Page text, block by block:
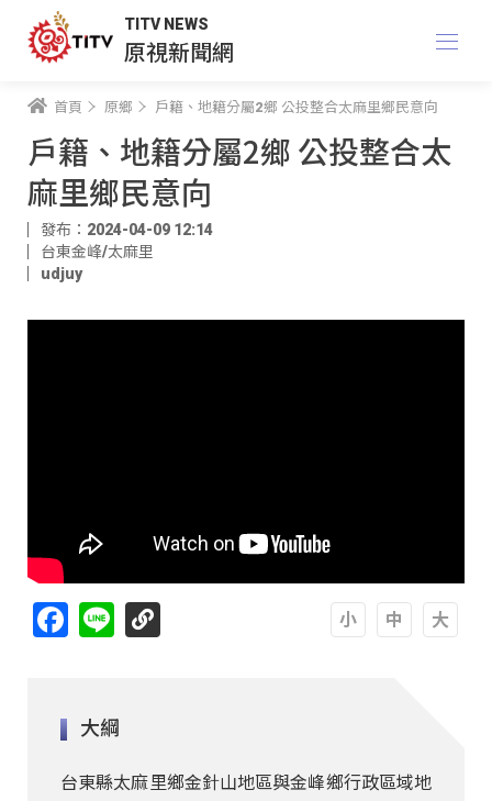
TITV NEWS
原視新聞網
首頁 原鄉 戶籍、地籍分屬2鄉 公投整合太麻里鄉民意向
戶籍、地籍分屬2鄉 公投整合太
麻里鄉民意向
發布：2024-04-09 12:14
台東金峰/太麻里
udjuy
Facebook
Line
大綱
台東縣太麻里鄉金針山地區與金峰鄉行政區域地